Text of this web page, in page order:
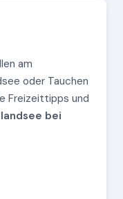
am
oder Tauchen
Freizeittipps und
bei